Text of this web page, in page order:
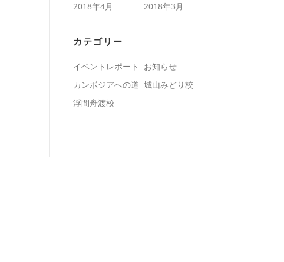
2018年4月
2018年3月
カテゴリー
イベントレポート
お知らせ
カンボジアへの道 城山みどり校
浮間舟渡校